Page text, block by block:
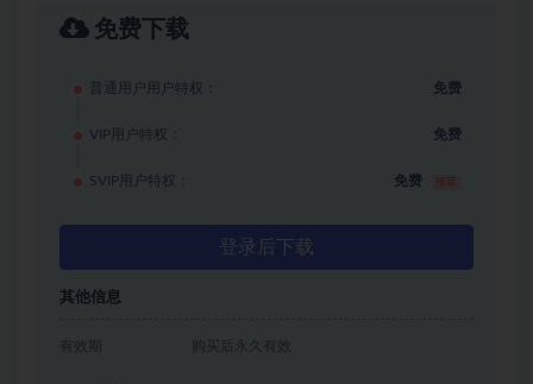
免费下载
普通用户用户特权： 免费
VIP用户特权： 免费
SVIP用户特权： 免费
登录后下载
其他信息
有效期 购买后永久有效